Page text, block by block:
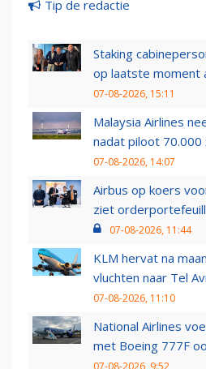
Tip de redactie
Staking
op laatste moment
07-08-2026, 15:11
Malaysia Airlines
nadat piloot 70.000
07-08-2026, 14:07
Airbus op koers
ziet
07-08-2026, 11:44
KLM hervat na
vluchten naar Tel
07-08-2026, 11:10
National Airlines
met Boeing 777F
07-08-2026, 9:52